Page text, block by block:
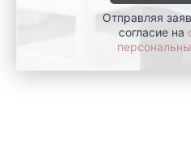
Отправляя
согласие на